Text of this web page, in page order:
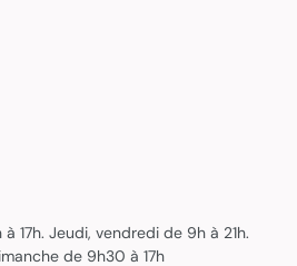
17h. Jeudi, vendredi de 9h à 21h.
de 9h30 à 17h